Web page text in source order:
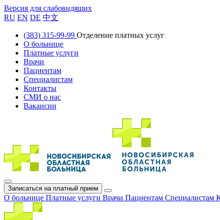
Версия для слабовидящих
RU EN DE 中文
(383) 315-99-99 Отделение платных услуг
О больнице
Платные услуги
Врачи
Пациентам
Специалистам
Контакты
СМИ о нас
Вакансии
Записаться на платный прием
О больнице Платные услуги Врачи Пациентам Специалистам